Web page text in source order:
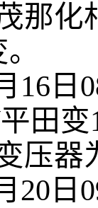
那化
16日
田
压器
20日